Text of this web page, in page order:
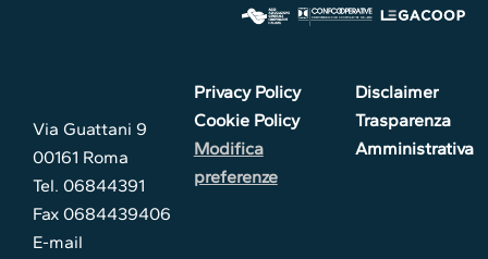
Via Guattani 9
00161 Roma
Tel. 06844391
Fax 0684439406
E-mail
Privacy Policy
Cookie Policy
Modifica
preferenze
Disclaimer
Trasparenza
Amministrativa